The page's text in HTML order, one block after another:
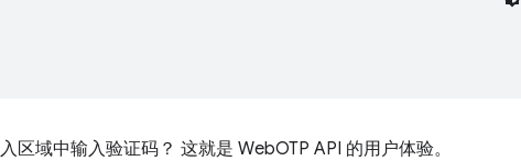
区域中输入验证码？ 这就是 WebOTP API 的用户体验。